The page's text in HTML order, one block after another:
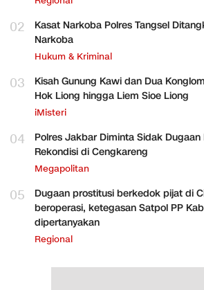
02
Kasat Narkoba Polres Tangsel
Narkoba
Hukum & Kriminal
03
Kisah Gunung Kawi dan Dua
Hok Liong hingga Liem Sioe Liong
iMisteri
04
Polres Jakbar Diminta Sidak Dugaan
Rekondisi di Cengkareng
Megapolitan
05
Dugaan prostitusi berkedok pijat di
beroperasi, ketegasan Satpol PP
dipertanyakan
Regional